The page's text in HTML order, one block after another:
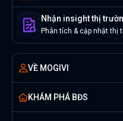
Nhận insight thị
Phân tích & cập nhật thị
VỀ MOGIVI
KHÁM PHÁ BĐS